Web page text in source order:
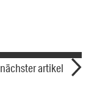
nächster artikel